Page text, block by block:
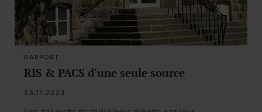
RAPPORT
RIS & PACS d'une seule source
28.11.2023